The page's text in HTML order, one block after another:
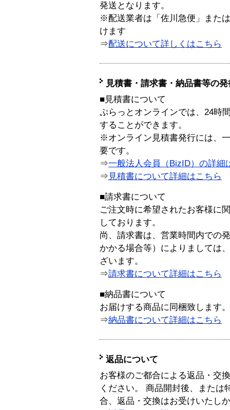
発送となります。
※配送業者は「佐川急便」また
けます
⇒配送について詳しくはこちら
見積書・請求書・納品書等の
■見積書について
ぷらっとオンラインでは、24時
することができます。
※オンライン見積書発行には、
要です。
⇒一般法人会員（BizID）の詳細
⇒ 見積書について詳細はこちら
■請求書について
ご注文時に希望されたお客様に
しております。
尚、請求書は、営業時間内での
かかる場合等）によりましては
ざいます。
⇒請求書について詳細はこちら
■納品書について
お届けする商品に同梱致します。
⇒納品書について詳細はこちら
返品について
お客様のご都合による返品・交
ください。 商品開封後、または
合、返品・交換はお受けいたし